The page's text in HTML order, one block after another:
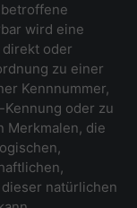
wird eine
oder
zu einer
Kennnummer,
oder zu
Merkmalen, die
natürlichen